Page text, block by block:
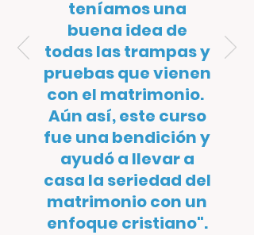
teníamos una
buena idea de
todas las trampas y
pruebas que vienen
con el matrimonio.
Aún así, este curso
fue una bendición y
ayudó a llevar a
casa la seriedad del
matrimonio con un
enfoque cristiano".